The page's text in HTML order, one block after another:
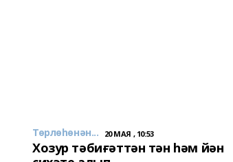
Төрлөһөнән... 20 МАЯ , 10:53
Хозур тәбиғәттән тән һәм йән